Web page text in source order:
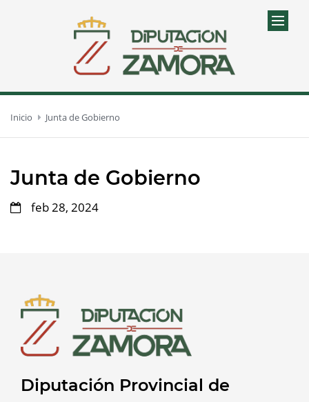
Inicio Junta de Gobierno
Junta de Gobierno
feb 28, 2024
Diputación Provincial de